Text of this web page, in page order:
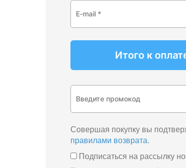
Совершая покупку вы
правилами возврата.
Подписаться на рассылку